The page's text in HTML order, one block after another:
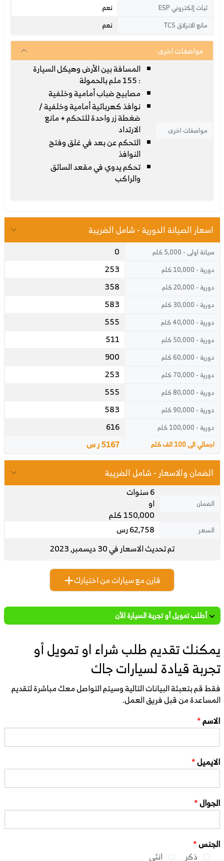
ثبات إلكتروني ESP نعم
مانع الانزلاق TCS نعم
مواصفات اخرى
مواصفات اخرى
المسافة بين الأرض وهيكل السيارة
: 155 ملم بالحمولة
مصابيح ضباب أمامية وخلفية
نوافذ كهربائية أمامية وخلفية /
ضغطة زر واحدة للتحكم + مانع
الارتداد
التحكم عن بعد في غلق وفتح
النوافذ
تحكم يدوي في مقعد السائق
والراكب
اسعار الصيانة الدورية - شامل الضريبة
صيانة اولى - 5,000 كلم 0
دورية - 10,000 كلم 253
دورية - 20,000 كلم 358
دورية - 30,000 كلم 583
دورية - 40,000 كلم 555
دورية - 50,000 كلم 511
دورية - 60,000 كلم 900
دورية - 70,000 كلم 253
دورية - 80,000 كلم 555
دورية - 90,000 كلم 583
دورية - 100,000 كلم 616
اجمالي الى 100 الف كلم 5167 ر س
الضمان والاسعار - شامل الضريبة
الضمان
6 سنوات
او
150,000 كلم
السعر
62,758 رس
تم تحديث الاسعار في 30 ديسمبر, 2023
قارن مع سيارات من اختيارك
أطلب تمويل أو تجربة السيارة الأن
يمكنك تقديم طلب شراء او تمويل أو
تجربة قيادة لسيارات جاك
فقط قم بتعبئة البيانات التالية وسيتم التواصل معك مباشرة لتقديم
المساعدة من قبل فريق العمل.
الاسم*
الايميل*
الجوال*
الجنس*
ذكر
انثى